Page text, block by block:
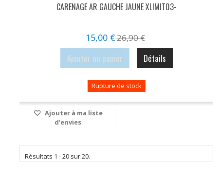
CARENAGE AR GAUCHE JAUNE XLIMIT03-
15,00 €26,90 €
Ajouter au panier Détails
Rupture de stock
Ajouter à ma liste
d'envies
Résultats 1 - 20 sur 20.